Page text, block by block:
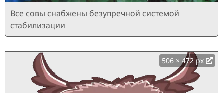
Все совы снабжены безупречной системой
стабилизации
506 × 472 px